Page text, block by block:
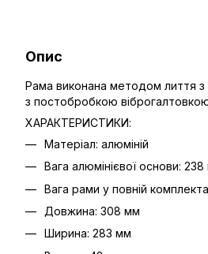
Опис
Рама виконана методом лиття з
з постобробкою
ХАРАКТЕРИСТИКИ:
Матеріал: алюміній
Вага алюмінієвої основи: 238
Вага рами у повній
Довжина: 308 мм
Ширина: 283 мм